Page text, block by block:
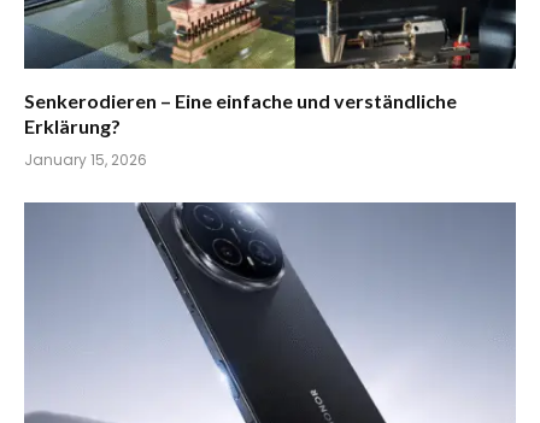
Senkerodieren – Eine einfache und verständliche
Erklärung?
January 15, 2026